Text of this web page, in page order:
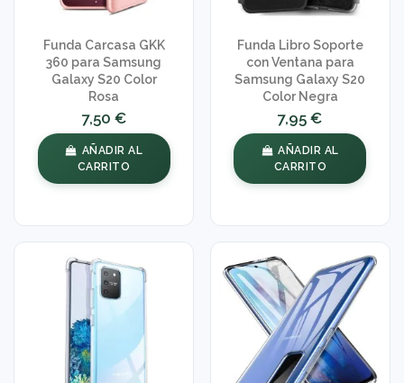
Funda Carcasa GKK
360 para Samsung
Galaxy S20 Color
Rosa
7,50 €
AÑADIR AL
CARRITO
Funda Libro Soporte
con Ventana para
Samsung Galaxy S20
Color Negra
7,95 €
AÑADIR AL
CARRITO